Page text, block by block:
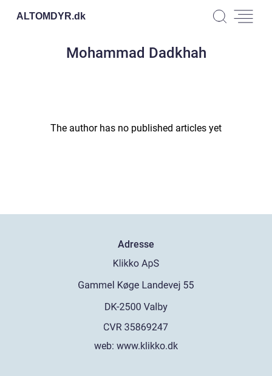
ALTOMDYR.dk
Mohammad Dadkhah
The author has no published articles yet
Adresse
web: www.klikko.dk